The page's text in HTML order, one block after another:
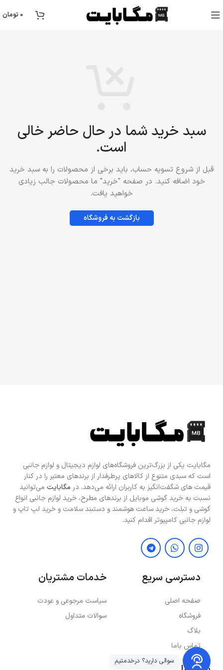
0 تومان
سبد خرید شما در حال حاضر خالی
است.
قبل از شروع تسویه حساب، باید برخی از محصولات را به سبد خرید
خود اضافه کنید. در صفحه "خرید" ما محصولات جالب زیادی
خواهید یافت.
بازگشت به فروشگاه
مگابایت یکی از بزرگ‌ترین فروشگاه‌های لوازم دیجیتال و لوازم جانبی
است که سبدی متنوع از کالاهای پرطرفدار از برندهای معتبر را در کنار
قیمت های شگفت‌انگیز به کاربران ارائه می‌دهد. در مگابایت می‌توانید
نسبت به خرید گوشی موبایل از برندهای مطرح، خرید لوازم جانبی انواع
گوشی و تبلت، خرید ساعت هوشمند و دستبند سلامت و خرید لپ تاپ و
لوازم جانبی کامپیوتر اقدام کنید.
دسترسی سریع
صفحه اصلی
فروشگاه
بلاگ
تماس باما
خدمات مشتریان
سیاست مرجوعی و عودت
سوالات متداول
سوالی دارید؟ درخدمتیم